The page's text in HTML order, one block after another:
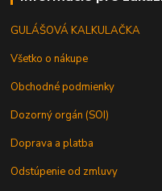
GULÁŠOVÁ KALKULAČKA
Všetko o nákupe
Obchodné podmienky
Dozorný orgán (SOI)
Doprava a platba
Odstúpenie od zmluvy